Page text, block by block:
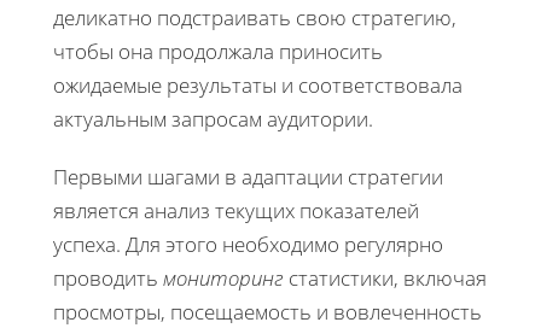
деликатно подстраивать свою стратегию,
чтобы она продолжала приносить
ожидаемые результаты и соответствовала
актуальным запросам аудитории.
Первыми шагами в адаптации стратегии
является анализ текущих показателей
успеха. Для этого необходимо регулярно
проводить мониторинг статистики, включая
просмотры, посещаемость и вовлеченность